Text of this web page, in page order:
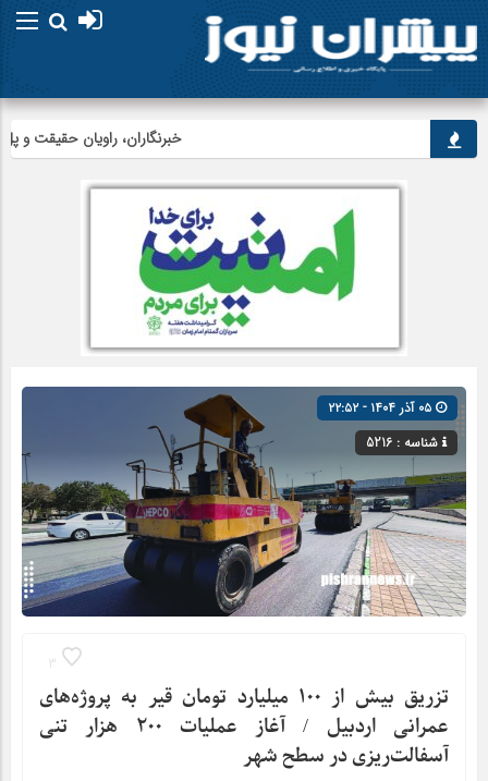
خبرنگاران، راویان حقیقت و پل
شناسه : 5216
3
تزریق بیش از ۱۰۰ میلیارد تومان قیر به پروژه‌های
عمرانی اردبیل / آغاز عملیات ۲۰۰ هزار تنی
آسفالت‌ریزی در سطح شهر